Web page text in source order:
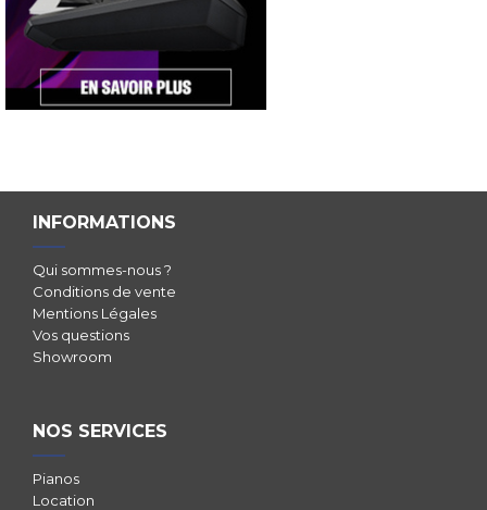
INFORMATIONS
Qui sommes-nous ?
Conditions de vente
Mentions Légales
Vos questions
Showroom
NOS SERVICES
Pianos
Location